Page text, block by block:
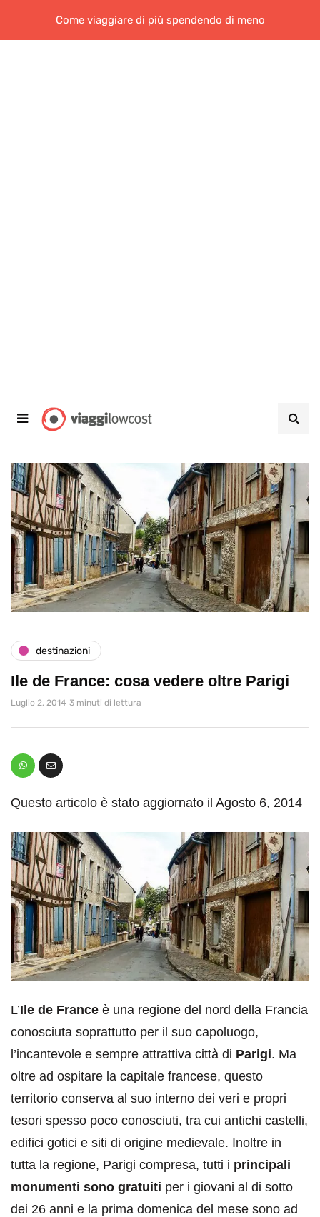
Come viaggiare di più spendendo di meno
destinazioni
Ile de France: cosa vedere oltre Parigi
Luglio 2, 2014 3 minuti di lettura
Questo articolo è stato aggiornato il Agosto 6, 2014
L’Ile de France è una regione del nord della Francia
conosciuta soprattutto per il suo capoluogo,
l’incantevole e sempre attrattiva città di Parigi. Ma
oltre ad ospitare la capitale francese, questo
territorio conserva al suo interno dei veri e propri
tesori spesso poco conosciuti, tra cui antichi castelli,
edifici gotici e siti di origine medievale. Inoltre in
tutta la regione, Parigi compresa, tutti i principali
monumenti sono gratuiti per i giovani al di sotto
dei 26 anni e la prima domenica del mese sono ad